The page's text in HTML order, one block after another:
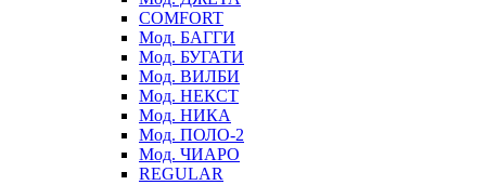
COMFORT
Мод. БАГГИ
Мод. БУГАТИ
Мод. ВИЛБИ
Мод. НЕКСТ
Мод. НИКА
Мод. ПОЛО-2
Мод. ЧИАРО
REGULAR